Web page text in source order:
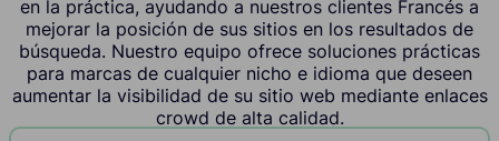
en la práctica, ayudando a nuestros clientes Francés a
mejorar la posición de sus sitios en los resultados de
búsqueda. Nuestro equipo ofrece soluciones prácticas
para marcas de cualquier nicho e idioma que deseen
aumentar la visibilidad de su sitio web mediante enlaces
crowd de alta calidad.